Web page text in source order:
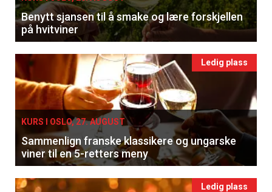
Benytt sjansen til å smake og lære forskjellen
på hvitviner
Ledig plass
KURS I OSLO, 27. AUGUST
Sammenlign franske klassikere og ungarske
viner til en 5-retters meny
Ledig plass